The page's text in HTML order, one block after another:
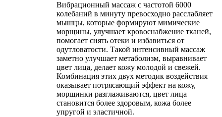
Вибрационный массаж с частотой 6000
колебаний в минуту превосходно расслабляет
мышцы, которые формируют мимические
морщины, улучшает кровоснабжение тканей,
помогает снять отеки и избавиться от
одутловатости. Такой интенсивный массаж
заметно улучшает метаболизм, выравнивает
цвет лица, делает кожу молодой и свежей.
Комбинация этих двух методик воздействия
оказывает потрясающий эффект на кожу,
морщинки разглаживаются, цвет лица
становится более здоровым, кожа более
упругой и эластичной.